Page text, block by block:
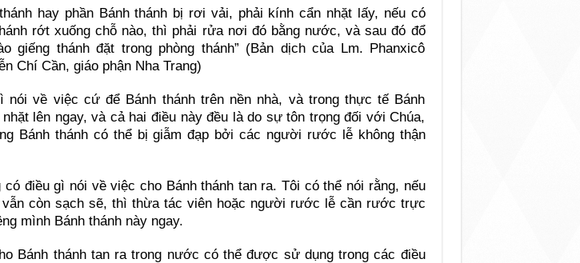
hay phần Bánh thánh bị rơi vải, phải kính cẩn nhặt lấy, nếu có
rớt xuống chỗ nào, thì phải rửa nơi đó bằng nước, và sau đó đổ
giếng thánh đặt trong phòng thánh” (Bản dịch của Lm. Phanxicô
Chí Cần, giáo phận Nha Trang)
nói về việc cứ để Bánh thánh trên nền nhà, và trong thực tế Bánh
lên ngay, và cả hai điều này đều là do sự tôn trọng đối với Chúa,
Bánh thánh có thể bị giẫm đạp bởi các người rước lễ không thận
có điều gì nói về việc cho Bánh thánh tan ra. Tôi có thể nói rằng, nếu
vẫn còn sạch sẽ, thì thừa tác viên hoặc người rước lễ cần rước trực
mình Bánh thánh này ngay.
Bánh thánh tan ra trong nước có thể được sử dụng trong các điều